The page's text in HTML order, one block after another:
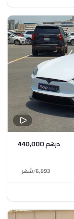
درهم 440,000
6,893
/شهر